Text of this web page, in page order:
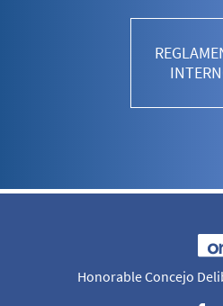
Honorable Concejo